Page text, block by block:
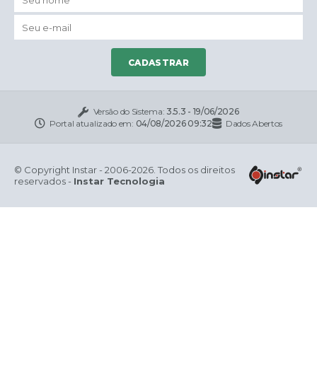
CADASTRAR
Versão do Sistema: 3.5.3 - 19/06/2026
Portal atualizado em: 04/08/2026 09:32 Dados Abertos
© Copyright Instar - 2006-2026. Todos os direitos
reservados - Instar Tecnologia